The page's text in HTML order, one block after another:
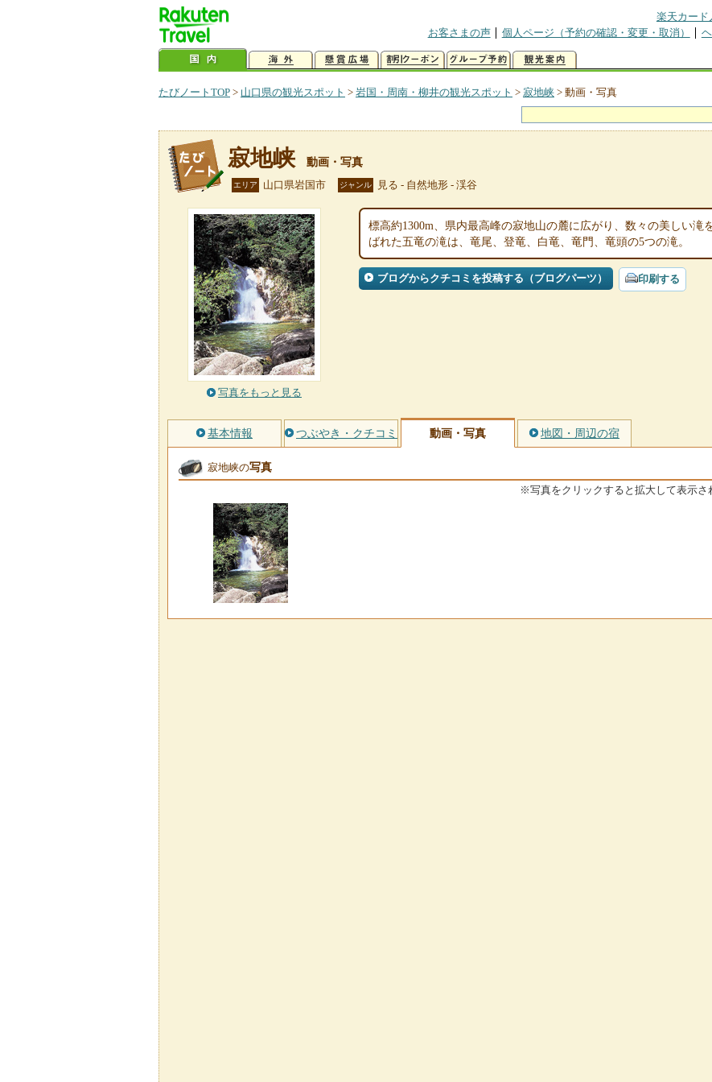
楽天カード
お客さまの声
個人ページ（予約の確認・変更・取消）
たびノートTOP > 山口県の観光スポット > 岩国・周南・柳井の観光スポット > 寂地峡 > 動画・写真
寂地峡 動画・写真
エリア 山口県岩国市 ジャンル 見る - 自然地形 - 渓谷
写真をもっと見る
標高約1300m、県内最高峰の寂地山の麓に広がり、数々の美しい滝
ばれた五竜の滝は、竜尾、登竜、白竜、竜門、竜頭の5つの滝。
ブログからクチコミを投稿する（ブログパーツ） 印刷する
基本情報 つぶやき・クチコミ 動画・写真 地図・周辺の宿
寂地峡の写真
※写真をクリックすると拡大して表示さ